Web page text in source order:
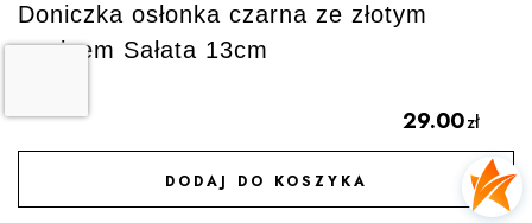
Doniczka osłonka czarna ze złotym
napisem Sałata 13cm
29.00zł
DODAJ DO KOSZYKA
DODAJ DO ULUBIONYCH